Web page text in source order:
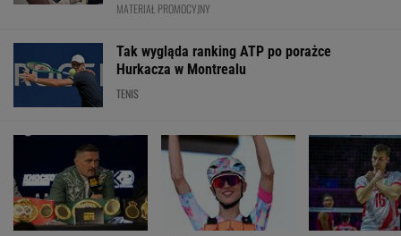
MATERIAŁ PROMOCYJNY
Tak wygląda ranking ATP po porażce
Hurkacza w Montrealu
TENIS